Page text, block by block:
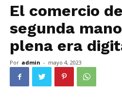
El comercio
segunda
plena era
Por admin - mayo 4, 2023